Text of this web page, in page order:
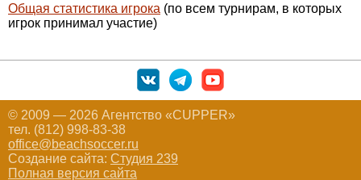
Общая статистика игрока (по всем турнирам, в которых
игрок принимал участие)
© 2009 — 2026 Агентство «CUPPER»
тел. (812) 998-83-38
office@beachsoccer.ru
Создание сайта: Студия 239
Полная версия сайта